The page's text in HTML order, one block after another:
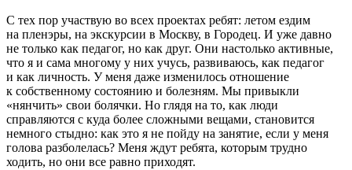
С тех пор участвую во всех проектах ребят: летом ездим
на пленэры, на экскурсии в Москву, в Городец. И уже давно
не только как педагог, но как друг. Они настолько активные,
что я и сама многому у них учусь, развиваюсь, как педагог
и как личность. У меня даже изменилось отношение
к собственному состоянию и болезням. Мы привыкли
«нянчить» свои болячки. Но глядя на то, как люди
справляются с куда более сложными вещами, становится
немного стыдно: как это я не пойду на занятие, если у меня
голова разболелась? Меня ждут ребята, которым трудно
ходить, но они все равно приходят.